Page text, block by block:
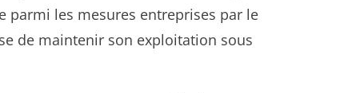
parmi les mesures entreprises par le
de maintenir son exploitation sous